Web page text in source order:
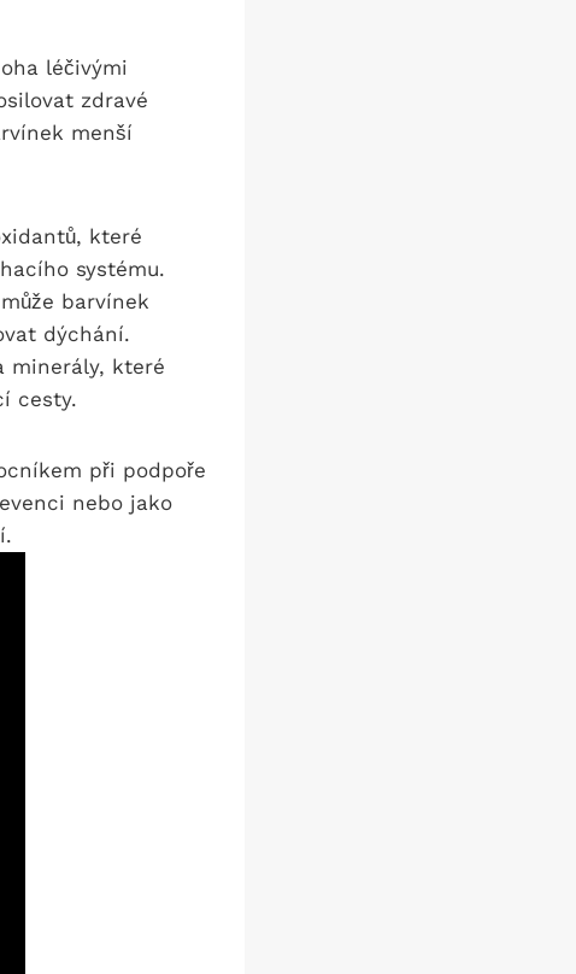
léčivými
zdravé
menší
které
systému.
barvínek
dýchání.
minerály, které
cesty.
při podpoře
nebo jako